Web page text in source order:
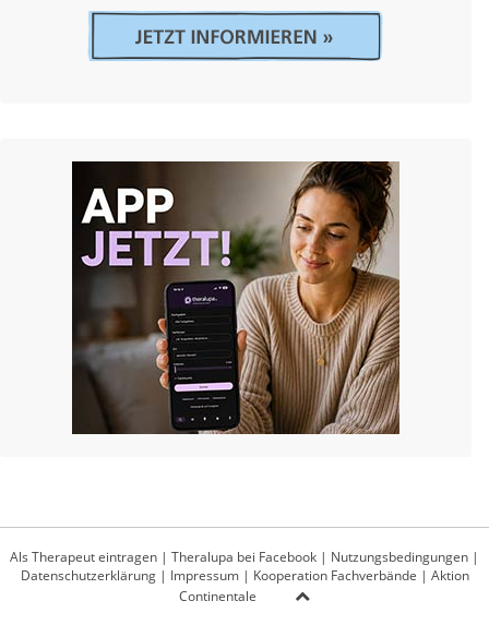
Als Therapeut eintragen | Theralupa bei Facebook | Nutzungsbedingungen |
Datenschutzerklärung| Impressum| Kooperation Fachverbände | Aktion
Continentale